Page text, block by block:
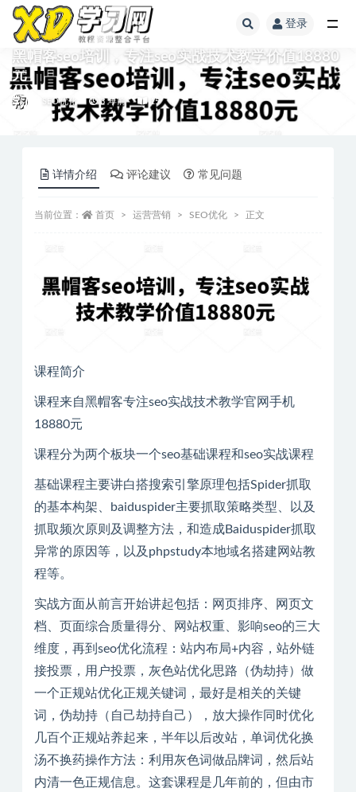
登录
黑帽客seo培训，专注seo实战技术教学价值18880
元
SEO优化 3 年前 15
详情介绍 评论建议 常见问题
当前位置： 首页 运营营销 SEO优化 正文
课程简介
课程来自黑帽客专注seo实战技术教学官网手机
18880元
课程分为两个板块一个seo基础课程和seo实战课程
基础课程主要讲白搭搜索引擎原理包括Spider抓取
的基本构架、baiduspider主要抓取策略类型、以及
抓取频次原则及调整方法，和造成Baiduspider抓取
异常的原因等，以及phpstudy本地域名搭建网站教
程等。
实战方面从前言开始讲起包括：网页排序、网页文
档、页面综合质量得分、网站权重、影响seo的三大
维度，再到seo优化流程：站内布局+内容，站外链
接投票，用户投票，灰色站优化思路（伪劫持）做
一个正规站优化正规关键词，最好是相关的关键
词，伪劫持（自己劫持自己），放大操作同时优化
几百个正规站养起来，半年以后改站，单词优化换
汤不换药操作方法：利用灰色词做品牌词，然后站
内清一色正规信息。这套课程是几年前的，但由市